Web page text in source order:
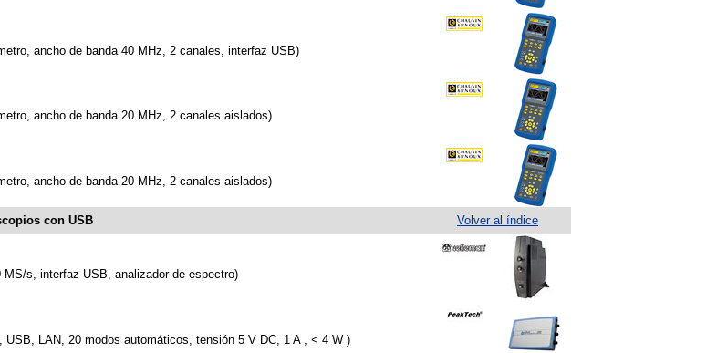
ancho de banda 40 MHz, 2 canales, interfaz USB)
ancho de banda 20 MHz, 2 canales aislados)
ancho de banda 20 MHz, 2 canales aislados)
con USB Volver al índice
s, interfaz USB, analizador de espectro)
USB, LAN, 20 modos automáticos, tensión 5 V DC, 1 A , < 4 W )